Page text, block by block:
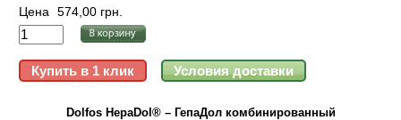
Цена 574,00 грн.
Dolfos HepaDol® – ГепаДол комбинированный